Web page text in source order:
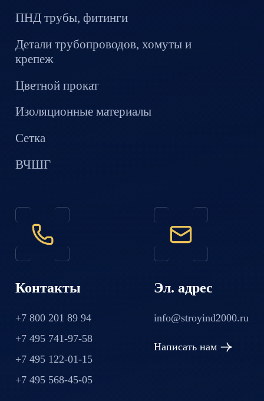
ПНД трубы, фитинги
Детали трубопроводов, хомуты и
крепеж
Цветной прокат
Изоляционные материалы
Сетка
ВЧШГ
Контакты
+7 800 201 89 94
+7 495 741-97-58
+7 495 122-01-15
+7 495 568-45-05
Эл. адрес
info@stroyind2000.ru
Написать нам